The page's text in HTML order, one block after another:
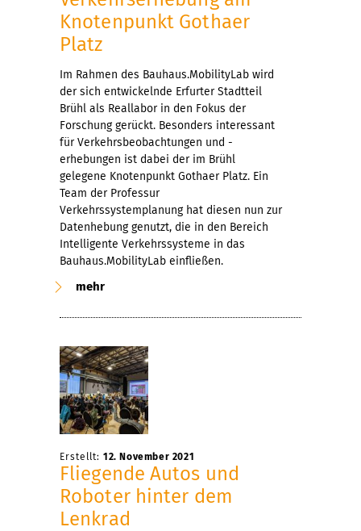
Knotenpunkt Gothaer
Platz
Im Rahmen des Bauhaus.MobilityLab wird
der sich entwickelnde Erfurter Stadtteil
Brühl als Reallabor in den Fokus der
Forschung gerückt. Besonders interessant
für Verkehrsbeobachtungen und -
erhebungen ist dabei der im Brühl
gelegene Knotenpunkt Gothaer Platz. Ein
Team der Professur
Verkehrssystemplanung hat diesen nun zur
Datenhebung genutzt, die in den Bereich
Intelligente Verkehrssysteme in das
Bauhaus.MobilityLab einfließen.
mehr
Erstellt: 12. November 2021
Fliegende Autos und
Roboter hinter dem
Lenkrad